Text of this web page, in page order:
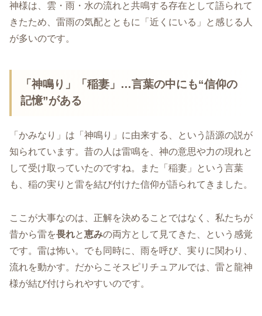
神様は、雲・雨・水の流れと共鳴する存在として語られて
きたため、雷雨の気配とともに「近くにいる」と感じる人
が多いのです。
「神鳴り」「稲妻」…言葉の中にも“信仰の
記憶”がある
「かみなり」は「神鳴り」に由来する、という語源の説が
知られています。昔の人は雷鳴を、神の意思や力の現れと
して受け取っていたのですね。また「稲妻」という言葉
も、稲の実りと雷を結び付けた信仰が語られてきました。
ここが大事なのは、正解を決めることではなく、私たちが
昔から雷を畏れと恵みの両方として見てきた、という感覚
です。雷は怖い。でも同時に、雨を呼び、実りに関わり、
流れを動かす。だからこそスピリチュアルでは、雷と龍神
様が結び付けられやすいのです。